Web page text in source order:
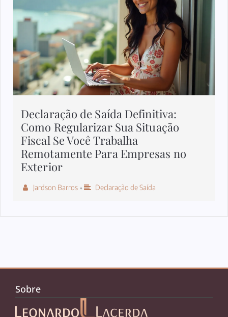
Declaração de Saída Definitiva:
Como Regularizar Sua Situação
Fiscal Se Você Trabalha
Remotamente Para Empresas no
Exterior
Jardson Barros • Declaração de Saída
Sobre